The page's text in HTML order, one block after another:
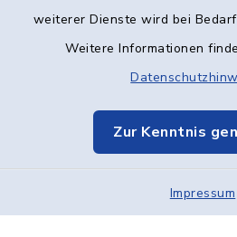
weiterer Dienste wird bei
Weitere Informationen
Zur Kenntnis
Impressum
Elektronische
Sitemap